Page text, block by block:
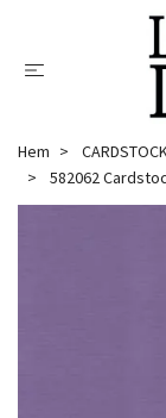
Hem
582062